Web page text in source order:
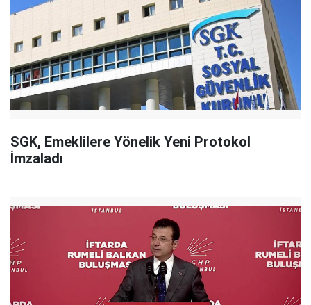
SGK, Emeklilere Yönelik Yeni Protokol
İmzaladı